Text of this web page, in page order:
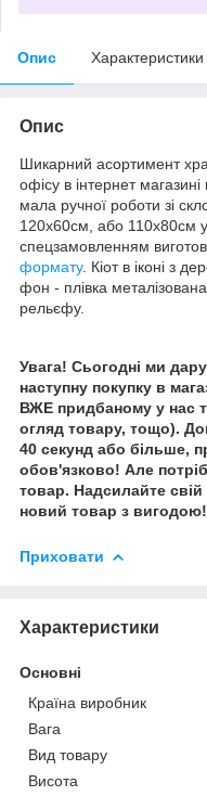
Опис Характеристики
Опис
Шикарний асортимент
офісу в інтернет
мала ручної роботи зі
120х60см, або 110х80см у
спецзамовленням
формату. Кіот в іконі з
фон - плівка
рельєфу.
Увага! Сьогодні ми
наступну покупку в
ВЖЕ придбаному у нас
огляд товару, тощо).
40 секунд або більше,
обов'язково! Але
товар. Надсилайте
новий товар з вигодою!
Приховати
Характеристики
Основні
Країна виробник
Вага
Вид товару
Висота